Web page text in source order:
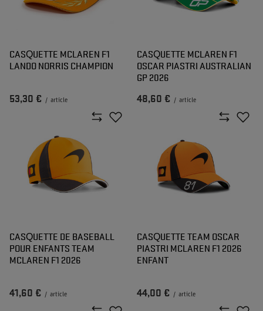
CASQUETTE MCLAREN F1
LANDO NORRIS CHAMPION
53,30 € / article
CASQUETTE MCLAREN F1
OSCAR PIASTRI AUSTRALIAN
GP 2026
48,60 € / article
CASQUETTE DE BASEBALL
POUR ENFANTS TEAM
MCLAREN F1 2026
41,60 € / article
CASQUETTE TEAM OSCAR
PIASTRI MCLAREN F1 2026
ENFANT
44,00 € / article